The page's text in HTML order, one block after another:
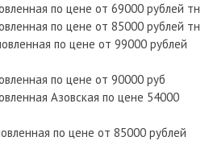
по цене от 69000 рублей тн
по цене от 85000 рублей тн
по цене от 99000 рублей
по цене от 90000 руб
Азовская по цене 54000
по цене от 85000 рублей